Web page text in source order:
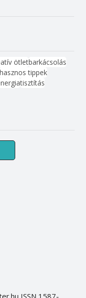
ötletbarkácsolás
hasznos tippek
tisztítás
ISSN 1587-